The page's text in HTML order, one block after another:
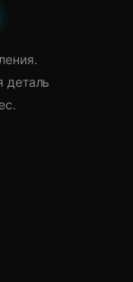
деталь